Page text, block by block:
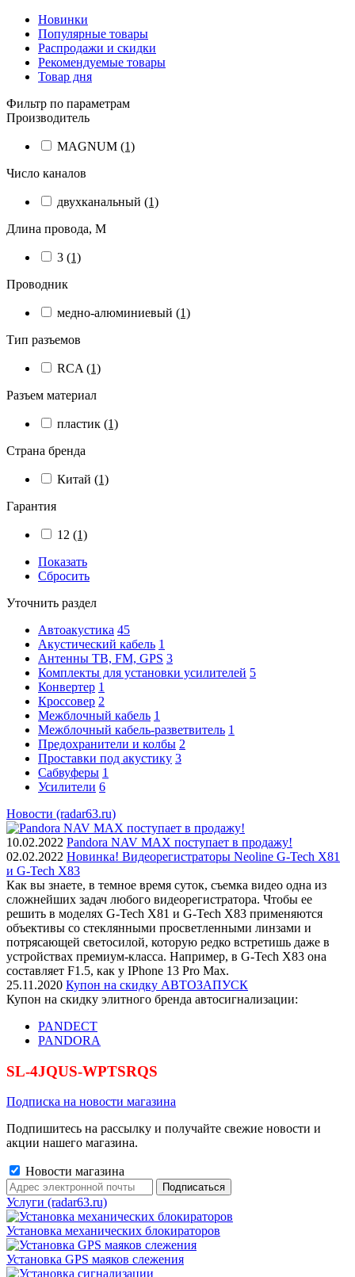
Новинки
Популярные товары
Распродажи и скидки
Рекомендуемые товары
Товар дня
Фильтр по параметрам
Производитель
MAGNUM (1)
Число каналов
двухканальный (1)
Длина провода, М
3 (1)
Проводник
медно-алюминиевый (1)
Тип разъемов
RCA (1)
Разъем материал
пластик (1)
Страна бренда
Китай (1)
Гарантия
12 (1)
Показать
Сбросить
Уточнить раздел
Автоакустика 45
Акустический кабель 1
Антенны ТВ, FM, GPS 3
Комплекты для установки усилителей 5
Конвертер 1
Кроссовер 2
Межблочный кабель 1
Межблочный кабель-разветвитель 1
Предохранители и колбы 2
Проставки под акустику 3
Сабвуферы 1
Усилители 6
Новости (radar63.ru)
10.02.2022 Pandora NAV MAX поступает в продажу!
02.02.2022 Новинка! Видеорегистраторы Neoline G-Tech X81
и G-Tech X83
Как вы знаете, в темное время суток, съемка видео одна из
сложнейших задач любого видеорегистратора. Чтобы ее
решить в моделях G-Tech X81 и G-Tech X83 применяются
объективы со стеклянными просветленными линзами и
потрясающей светосилой, которую редко встретишь даже в
устройствах премиум-класса. Например, в G-Tech X83 она
составляет F1.5, как у IPhone 13 Pro Max.
25.11.2020 Купон на скидку АВТОЗАПУСК
Купон на скидку элитного бренда автосигнализации:
PANDECT
PANDORA
SL-4JQUS-WPTSRQS
Подписка на новости магазина
Подпишитесь на рассылку и получайте свежие новости и
акции нашего магазина.
Новости магазина
Услуги (radar63.ru)
Установка механических блокираторов
Установка GPS маяков слежения